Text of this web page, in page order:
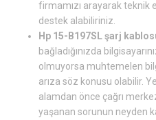
firmamızı arayarak teknik
destek alabiliriniz.
Hp 15-B197SL şarj
bağladığınızda
olmuyorsa muhtemelen
arıza söz konusu olabilir.
alamdan önce çağrı
yaşanan sorunun neyden